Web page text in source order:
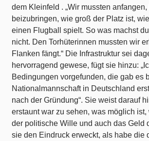
dem Kleinfeld . „Wir mussten anfangen,
beizubringen, wie groß der Platz ist,
einen Flugball spielt. So was machst
nicht. Den Torhüterinnen mussten wir
Flanken fängt.“ Die Infrastruktur sei
hervorragend gewese, fügt sie hinzu:
Bedingungen vorgefunden, die gab es
Nationalmannschaft in Deutschland
nach der Gründung“. Sie weist darauf
erstaunt war zu sehen, was möglich
der politische Wille und auch das Geld
sie den Eindruck erweckt, als habe die